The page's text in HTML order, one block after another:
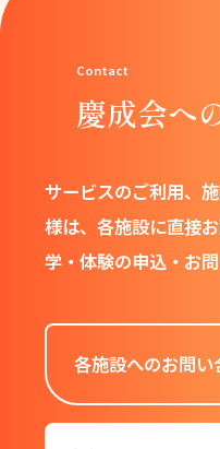
慶成会へ
サービスのご利用、
様は、 各施設に直接
学・体験の申込・お
各施設へのお問い